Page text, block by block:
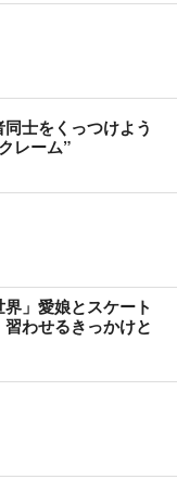
士をくっつけよう
レーム”
」愛娘とスケート
わせるきっかけと